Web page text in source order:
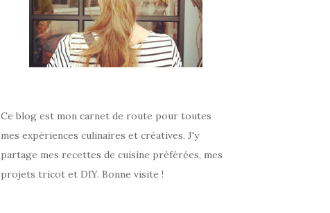
Ce blog est mon carnet de route pour toutes
mes expériences culinaires et créatives. J'y
partage mes recettes de cuisine préférées, mes
projets tricot et DIY. Bonne visite !